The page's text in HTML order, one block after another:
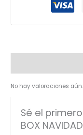
No hay valoraciones aún.
Sé el primero
BOX